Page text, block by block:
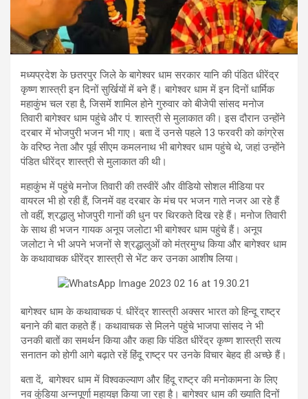
मध्यप्रदेश के छतरपुर जिले के बागेश्वर धाम सरकार यानि की पंडित धीरेंद्र
कृष्ण शास्त्री इन दिनों सुर्खियों में बने हैं। बागेश्वर धाम में इन दिनों धार्मिक
महाकुंभ चल रहा है, जिसमें शामिल होने गुरुवार को बीजेपी सांसद मनोज
तिवारी बागेश्वर धाम पहुंचे और पं. शास्त्री से मुलाकात की। इस दौरान उन्होंने
दरबार में भोजपुरी भजन भी गाए। बता दें उनसे पहले 13 फरवरी को कांग्रेस
के वरिष्ठ नेता और पूर्व सीएम कमलनाथ भी बागेश्वर धाम पहुंचे थे, जहां उन्होंने
पंडित धीरेंद्र शास्त्री से मुलाकात की थी।
महाकुंभ में पहुंचे मनोज तिवारी की तस्वीरें और वीडियो सोशल मीडिया पर
वायरल भी हो रही हैं, जिनमें वह दरबार के मंच पर भजन गाते नजर आ रहे हैं
तो वहीं, श्रद्धालु भोजपुरी गानों की धुन पर थिरकते दिख रहे हैं। मनोज तिवारी
के साथ ही भजन गायक अनूप जलोटा भी बागेश्वर धाम पहुंचे हैं। अनूप
जलोटा ने भी अपने भजनों से श्रद्धालुओं को मंत्रमुग्ध किया और बागेश्वर धाम
के कथावाचक धीरेंद्र शास्त्री से भेंट कर उनका आशीष लिया।
बागेश्वर धाम के कथावाचक पं. धीरेंद्र शास्त्री अक्सर भारत को हिन्दू राष्ट्र
बनाने की बात कहते हैं। कथावाचक से मिलने पहुंचे भाजपा सांसद ने भी
उनकी बातों का समर्थन किया और कहा कि पंडित धीरेंद्र कृष्ण शास्त्री सत्य
सनातन को होगी आगे बढ़ाते रहें हिंदू राष्ट्र पर उनके विचार बेहद ही अच्छे हैं।
बता दें, बागेश्वर धाम में विश्वकल्याण और हिंदू राष्ट्र की मनोकामना के लिए
नव कुंडिया अन्नपूर्णा महायज्ञ किया जा रहा है। बागेश्वर धाम की ख्याति दिनों